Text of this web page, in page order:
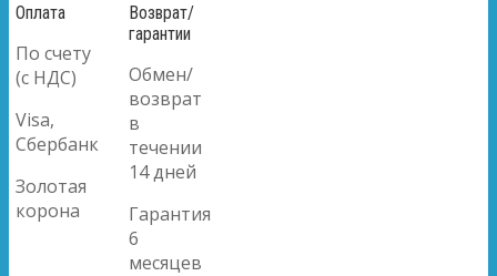
Оплата
По счету
(с НДС)
Visa,
Сбербанк
Золотая
корона
Возврат/
гарантии
Обмен/
возврат
в
течении
14 дней
Гарантия
6
месяцев